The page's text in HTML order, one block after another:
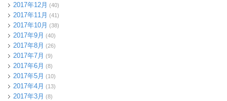
2017年12月 (40)
2017年11月 (41)
2017年10月 (38)
2017年9月 (40)
2017年8月 (26)
2017年7月 (9)
2017年6月 (8)
2017年5月 (10)
2017年4月 (13)
2017年3月 (8)